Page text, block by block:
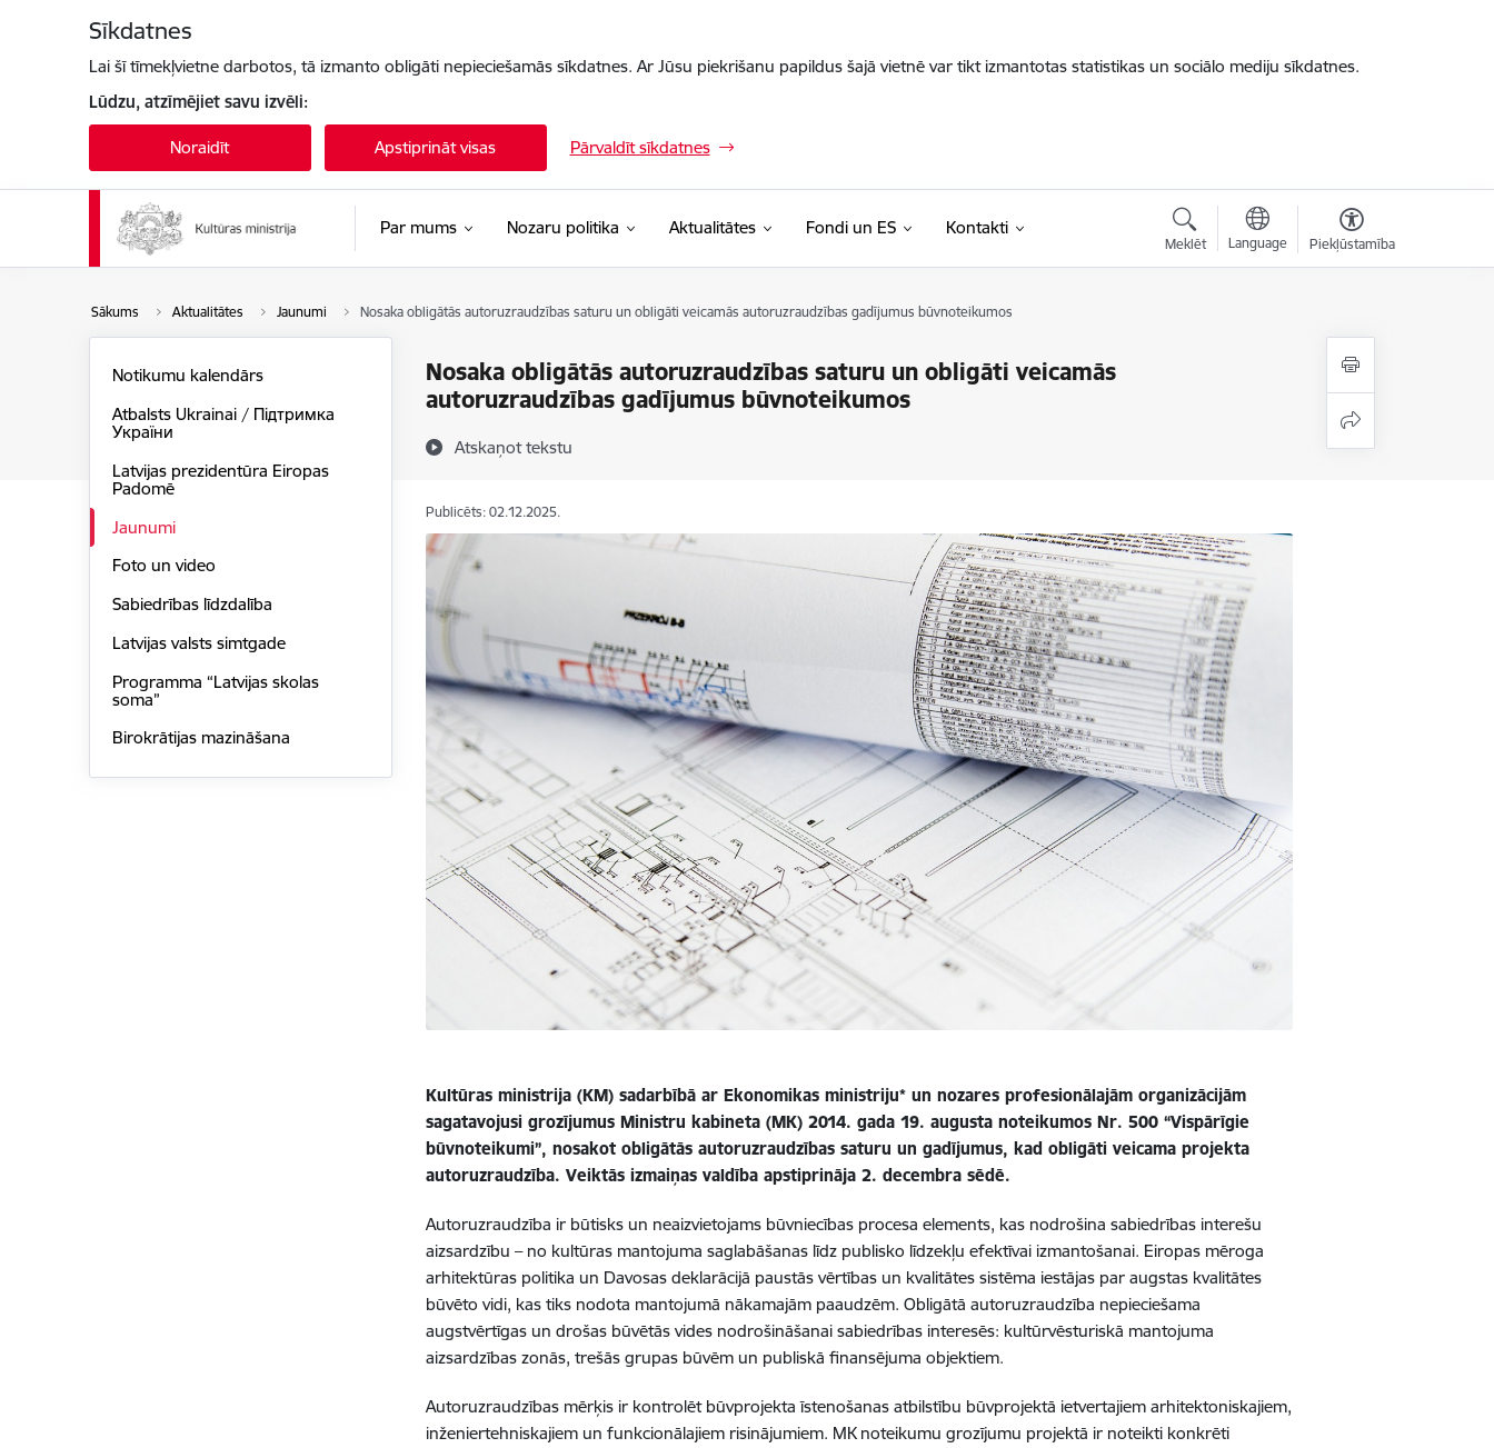
Sīkdatnes
Lai šī tīmekļvietne darbotos, tā izmanto obligāti nepieciešamās sīkdatnes. Ar Jūsu piekrišanu papildus šajā vietnē var tikt izmantotas statistikas un sociālo mediju sīkdatnes.
Lūdzu, atzīmējiet savu izvēli:
Noraidīt Apstiprināt visas Pārvaldīt sīkdatnes
Par mums Nozaru politika Aktualitātes Fondi un ES Kontakti
Meklēt Language Piekļūstamība
Sākums Aktualitātes Jaunumi Nosaka obligātās autoruzraudzības saturu un obligāti veicamās autoruzraudzības gadījumus būvnoteikumos
Nosaka obligātās autoruzraudzības saturu un obligāti veicamās
autoruzraudzības gadījumus būvnoteikumos
Atskaņot tekstu
Notikumu kalendārs
Atbalsts Ukrainai / Підтримка
України
Latvijas prezidentūra Eiropas
Padomē
Jaunumi
Foto un video
Sabiedrības līdzdalība
Latvijas valsts simtgade
Programma “Latvijas skolas
soma”
Birokrātijas mazināšana
Publicēts: 02.12.2025.
Kultūras ministrija (KM) sadarbībā ar Ekonomikas ministriju* un nozares profesionālajām organizācijām
sagatavojusi grozījumus Ministru kabineta (MK) 2014. gada 19. augusta noteikumos Nr. 500 “Vispārīgie
būvnoteikumi”, nosakot obligātās autoruzraudzības saturu un gadījumus, kad obligāti veicama projekta
autoruzraudzība. Veiktās izmaiņas valdība apstiprināja 2. decembra sēdē.
Autoruzraudzība ir būtisks un neaizvietojams būvniecības procesa elements, kas nodrošina sabiedrības interešu
aizsardzību – no kultūras mantojuma saglabāšanas līdz publisko līdzekļu efektīvai izmantošanai. Eiropas mēroga
arhitektūras politika un Davosas deklarācijā paustās vērtības un kvalitātes sistēma iestājas par augstas kvalitātes
būvēto vidi, kas tiks nodota mantojumā nākamajām paaudzēm. Obligātā autoruzraudzība nepieciešama
augstvērtīgas un drošas būvētās vides nodrošināšanai sabiedrības interesēs: kultūrvēsturiskā mantojuma
aizsardzības zonās, trešās grupas būvēm un publiskā finansējuma objektiem.
Autoruzraudzības mērķis ir kontrolēt būvprojekta īstenošanas atbilstību būvprojektā ietvertajiem arhitektoniskajiem,
inženiertehniskajiem un funkcionālajiem risinājumiem. MK noteikumu grozījumu projektā ir noteikti konkrēti